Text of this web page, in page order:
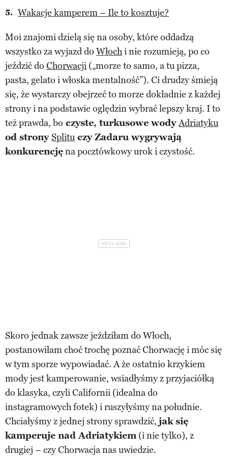
Wakacje kamperem – Ile to kosztuje?
Moi znajomi dzielą się na osoby, które oddadzą
wszystko za wyjazd do Włochi nie rozumieją, po co
jeździć do Chorwacji („morze to samo, a tu pizza,
pasta, gelato i włoska mentalność”). Ci drudzy śmieją
się, że wystarczy obejrzeć to morze dokładnie z każdej
strony i na podstawie oględzin wybrać lepszy kraj. I to
też prawda, bo czyste, turkusowe wodyAdriatyku
od stronySplitu czy Zadaru wygrywają
konkurencjęna pocztówkowy urok i czystość.
Skoro jednak zawsze jeździłam do Włoch,
postanowiłam choć trochę poznać Chorwację i móc się
w tym sporze wypowiadać. A że ostatnio krzykiem
mody jest kamperowanie, wsiadłyśmy z przyjaciółką
do klasyka, czyli Californii (idealna do
instagramowych fotek) i ruszyłyśmy na południe.
Chciałyśmy z jednej strony sprawdzić, jak się
kamperuje nad Adriatykiem (i nie tylko), z
drugiej – czy Chorwacja nas uwiedzie.